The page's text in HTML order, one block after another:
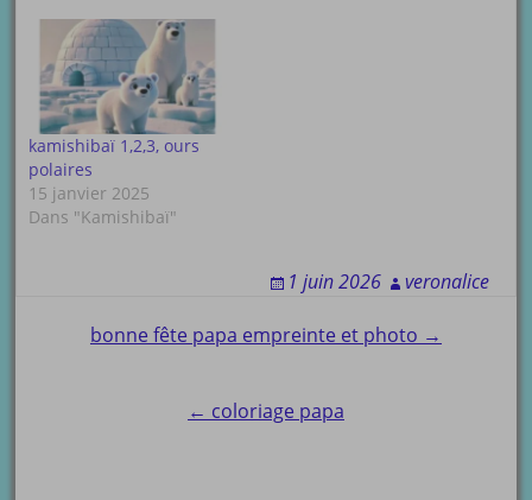
kamishibaï 1,2,3, ours
polaires
15 janvier 2025
Dans "Kamishibaï"
1 juin 2026 veronalice
Post
navigation
bonne fête papa empreinte et photo →
← coloriage papa